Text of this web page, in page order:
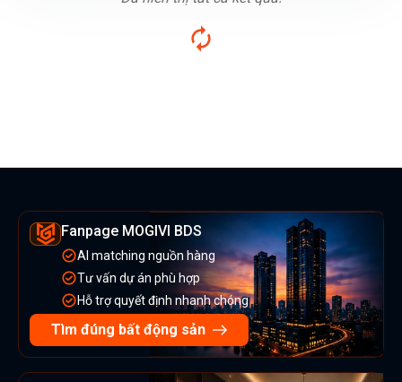
Fanpage MOGIVI BDS
AI matching nguồn hàng
Tư vấn dự án phù hợp
Hỗ trợ quyết định nhanh chóng
Tìm đúng bất động sản